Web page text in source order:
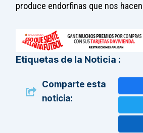
produce endorfinas que nos
Etiquetas de la Noticia :
Comparte esta
noticia: